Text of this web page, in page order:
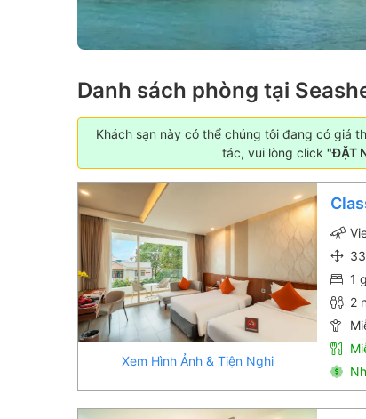
Danh sách phòng tại
Khách sạn này có thể chúng tôi đang có giá
tác, vui lòng click "ĐẶT
Xem Hình Ảnh & Tiện Nghi
1
2